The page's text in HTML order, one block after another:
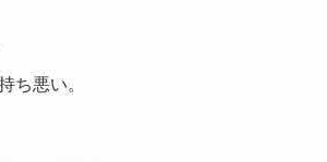
ち悪い。